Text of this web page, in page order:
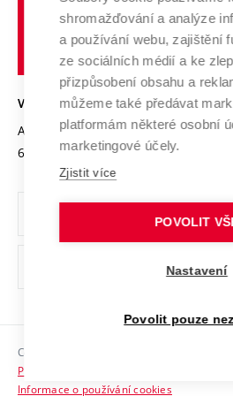
Výzkumné infrastruktury
Transfer znalostí
Open Science
Projekty
Projekty ze strukturálních fondů
Specifický výzkum
Služby univerzity
Mezinárodní dohody
Univerzitní sítě
Udržitelná univerzita
Podnikavá univerzita / ContriBUTe
Bezpečná univerzita
Vyznamenání
Organizační struktura
Ochrana osobních údajů
odkaz)
Sociální bezpečí
HR Award
VYSOKÉ UČENÍ TECHNICKÉ V BRNĚ
Antonínská 548/1
602 00 Brno
www.vut.cz
vut@vutbr.cz
Copyright © 2026 VUT
Prohlášení o přístupnosti
Informace o používání cookies
shromažďování a analýze
a používání webu, zajištění
ze sociálních médií a ke
přizpůsobení obsahu a
můžeme také předávat
platformám některé osobní
marketingové účely.
Zjistit více
POVOLIT
Nastavení
Povolit pouze